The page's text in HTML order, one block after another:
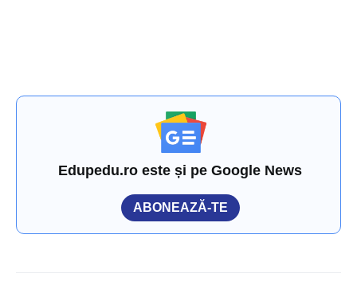
Edupedu.ro este și pe Google News
ABONEAZĂ-TE